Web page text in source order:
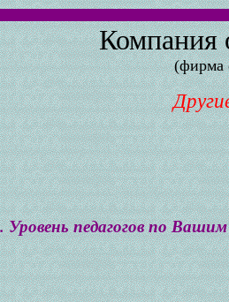
Компания
(фирма
педагогов по Вашим